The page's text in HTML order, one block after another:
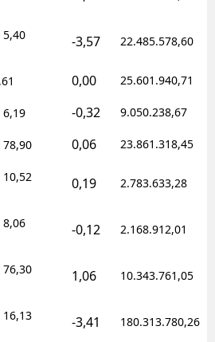
5,40 -3,57 22.485.578,60
0,00 25.601.940,71
6,19 -0,32 9.050.238,67
78,90 0,06 23.861.318,45
10,52 0,19 2.783.633,28
8,06 -0,12 2.168.912,01
76,30 1,06 10.343.761,05
16,13 -3,41 180.313.780,26